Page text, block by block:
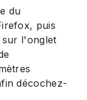
du
puis
sur l'onglet
décochez-